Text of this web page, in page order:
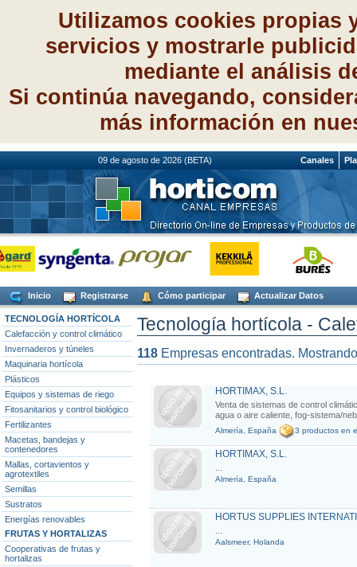
Utilizamos cookies propias
servicios y mostrarle
mediante el análisis
Si continúa navegando,
más información en
09 de agosto de 2026 (BETA) Canales
Inicio Registrarse Cómo participar Actualizar Datos
TECNOLOGÍA HORTÍCOLA
Calefacción y control climático
Invernaderos y túneles
Maquinaria hortícola
Plásticos
Equipos y sistemas de riego
Fitosanitarios y control biológico
Fertilizantes
Macetas, bandejas y
contenedores
Mallas, cortavientos y
agrotextiles
Semillas
Sustratos
Energías renovables
FRUTAS Y HORTALIZAS
Cooperativas de frutas y
hortalizas
Tecnología hortícola -
118 Empresas encontradas.
HORTIMAX, S.L.
Venta de sistemas de control
agua o aire caliente, fog-sistema/
Almería, España 3 productos en
HORTIMAX, S.L.
Almería, España
HORTUS SUPPLIES
Aalsmeer, Holanda